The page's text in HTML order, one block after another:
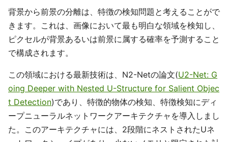
背景から前景の分離は、特徴の検知問題と考えることがで
きます。これは、画像において最も明白な領域を検知し、
ピクセルが背景あるいは前景に属する確率を予測すること
で構成されます。
この領域における最新技術は、N2-Netの論文(U2-Net: G
oing Deeper with Nested U-Structure for Salient Objec
t Detection)であり、特徴的物体の検知、特徴検知にディ
ープニューラルネットワークアーキテクチャを導入しまし
た。このアーキテクチャには、2段階にネストされたUネ